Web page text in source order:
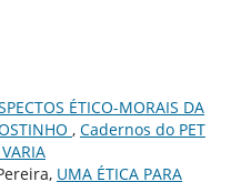
ÉTICO-MORAIS DA
, Cadernos do PET
UMA ÉTICA PARA